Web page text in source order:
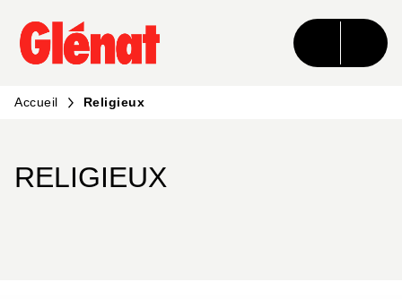
MENU RECHERCHE CONTENU
PIED DE PAGE
Accueil Religieux
RELIGIEUX